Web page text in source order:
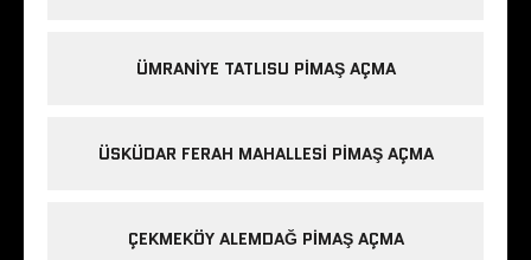
ÜMRANIYE TATLISU PIMAŞ AÇMA
ÜSKÜDAR FERAH MAHALLESI PIMAŞ AÇMA
ÇEKMEKÖY ALEMDAĞ PIMAŞ AÇMA